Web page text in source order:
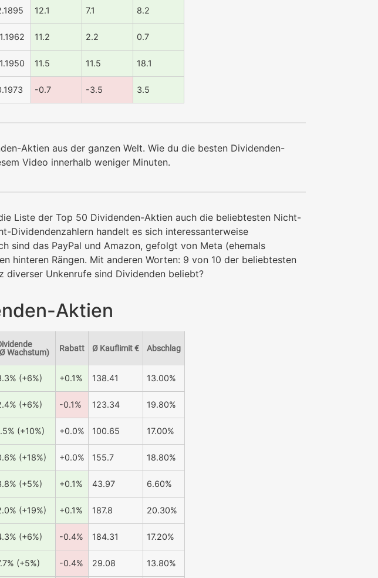
12.1 7.1 8.2
11.2 2.2 0.7
11.5 11.5 18.1
-0.7 -3.5 3.5
Aktien aus der ganzen Welt. Wie du die besten Dividenden-
Video innerhalb weniger Minuten.
Liste der Top 50 Dividenden-Aktien auch die beliebtesten Nicht-
Dividendenzahlern handelt es sich interessanterweise
sind das PayPal und Amazon, gefolgt von Meta (ehemals
hinteren Rängen. Mit anderen Worten: 9 von 10 der beliebtesten
Unkenrufe sind Dividenden beliebt?
Aktien
Wachstum)
Rabatt Ø Kauflimit € Abschlag
(+6%) +0.1% 138.41 13.00%
(+6%) -0.1% 123.34 19.80%
(+10%) +0.0% 100.65 17.00%
(+18%) +0.0% 155.7 18.80%
(+5%) +0.1% 43.97 6.60%
(+19%) +0.1% 187.8 20.30%
(+6%) -0.4% 184.31 17.20%
(+5%) -0.4% 29.08 13.80%